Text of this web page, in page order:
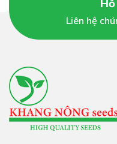
Bước 4 : sang bầu hoặc
cứng cáp
sáng cho bầu ươm
Liên hệ